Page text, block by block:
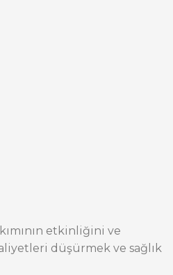
etkinliğini ve
düşürmek ve sağlık